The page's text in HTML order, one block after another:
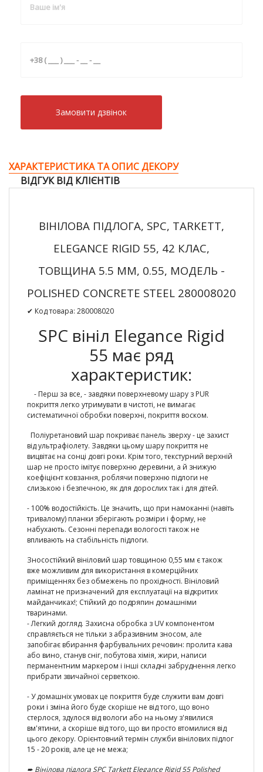
Замовити дзвiнок
ХАРАКТЕРИСТИКА ТА ОПИС ДЕКОРУ
ВІДГУК ВІД КЛІЄНТІВ
ВІНІЛОВА ПІДЛОГА, SPC, TARKETT,
ELEGANCE RIGID 55, 42 КЛАС,
ТОВЩИНА 5.5 ММ, 0.55, МОДЕЛЬ -
POLISHED CONCRETE STEEL 280008020
✔ Код товара: 280008020
SPC вініл Elegance Rigid
55 має ряд
характеристик:
- Перш за все, - завдяки поверхневому шару з PUR
покриття легко утримувати в чистоті, не вимагає
систематичної обробки поверхні, покриття воском.
Поліуретановий шар покриває панель зверху - це захист
від ультрафіолету. Завдяки цьому шару покриття не
вицвітає на сонці довгі роки. Крім того, текстурний верхній
шар не просто імітує поверхню деревини, а й знижую
коефіцієнт ковзання, роблячи поверхню підлоги не
слизькою і безпечною, як для дорослих так і для дітей.
- 100% водостійкість. Це значить, що при намоканні (навіть
тривалому) планки зберігають розміри і форму, не
набухають. Сезонні перепади вологості також не
впливають на стабільність підлоги.
Зносостійкий вініловий шар товщиною 0,55 мм є також
вже можливим для використання в комерційних
приміщеннях без обмежень по прохідності. Вініловий
ламінат не призначений для експлуатації на відкритих
майданчиках!; Стійкий до подряпин домашніми
тваринами.
- Легкий догляд. Захисна обробка з UV компонентом
справляється не тільки з абразивним зносом, але
запобігає вбирання фарбувальних речовин: пролита кава
або вино, станув сніг, побутова хімія, жири, написи
перманентним маркером і інші складні забруднення легко
прибрати звичайної серветкою.
- У домашніх умовах це покриття буде служити вам довгі
роки і зміна його буде скоріше не від того, що воно
стерлося, здулося від вологи або на ньому з'явилися
вм'ятини, а скоріше від того, що ви просто втомилися від
цього декору. Орієнтовний термін служби вінілових підлог
15 - 20 років, але це не межа;
➨ Вінілова підлога SPC Tarkett Elegance Rigid 55 Polished